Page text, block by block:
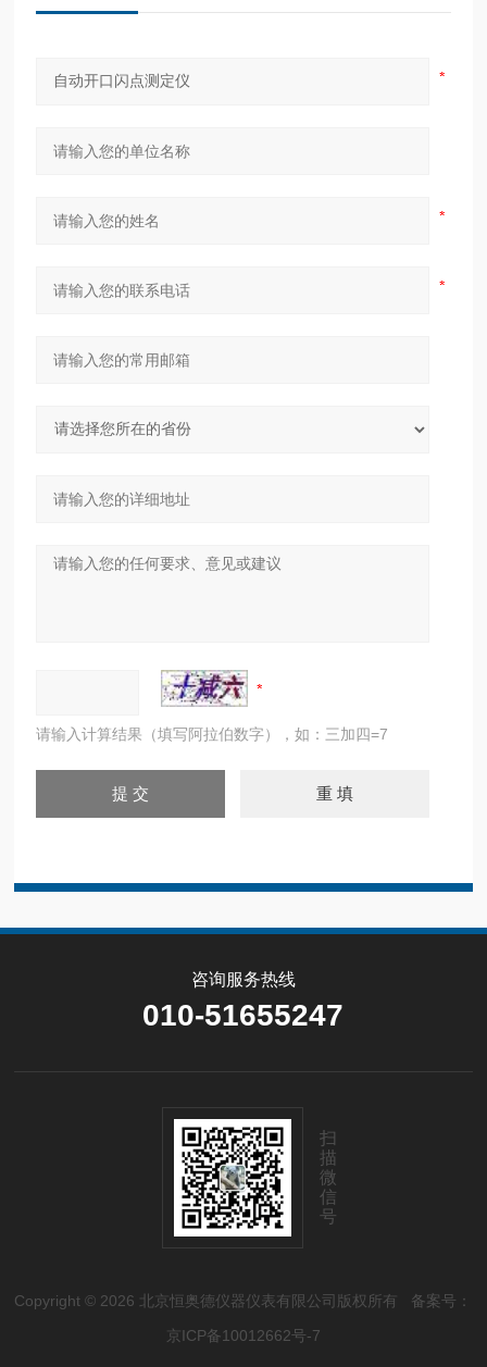
请输入计算结果（填写阿拉伯数字），如：三加四=7
咨询服务热线
010-51655247
扫
描
微
信
号
Copyright © 2026 北京恒奥德仪器仪表有限公司版权所有 备案号：
京ICP备10012662号-7